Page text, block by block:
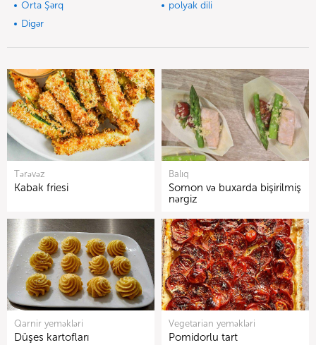
Orta Şərq
polyak dili
Digər
Tərəvəz
Kabak friesi
Balıq
Somon və buxarda bişirilmiş
nərgiz
Qarnir yeməkləri
Düşes kartofları
Vegetarian yeməkləri
Pomidorlu tart